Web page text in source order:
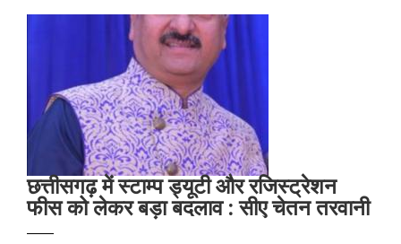
छत्तीसगढ़ में स्टाम्प ड्यूटी और रजिस्ट्रेशन
फीस को लेकर बड़ा बदलाव : सीए चेतन तरवानी